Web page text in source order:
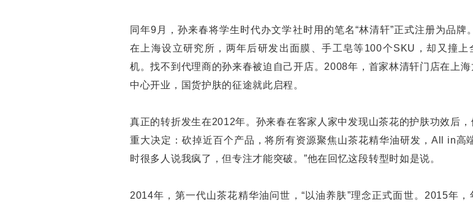
同年9月，孙来春将学生时代办文学社时用的笔名“林清轩”正式注册为品牌
在上海设立研究所，两年后研发出面膜、手工皂等100个SKU，却又撞上
机。找不到代理商的孙来春被迫自己开店。2008年，首家林清轩门店在上海
中心开业，国货护肤的征途就此启程。
真正的转折发生在2012年。孙来春在客家人家中发现山茶花的护肤功效后，
重大决定：砍掉近百个产品，将所有资源聚焦山茶花精华油研发，All in高
时很多人说我疯了，但专注才能突破。”他在回忆这段转型时如是说。
2014年，第一代山茶花精华油问世，“以油养肤”理念正式面世。2015年，